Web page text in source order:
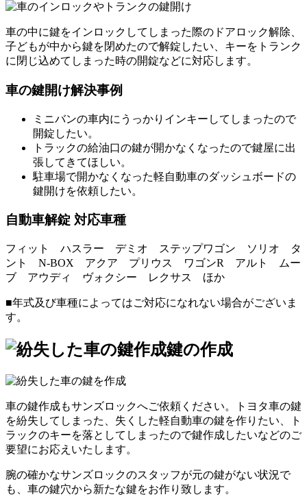
車の中に鍵をインロックしてしまった際のドアロック解除、
子どもが中から鍵を閉めたので解錠したい、キーをトランク
に閉じ込めてしまった時の開錠などに対応します。
車の鍵開け解決事例
ミニバンの車内にうっかりインキーしてしまったので
開錠したい。
トラックの給油口の鍵が開かなくなったので鍵屋に出
張してきてほしい。
駐車場で開かなくなった軽自動車のダッシュボードの
鍵開けを依頼したい。
自動車解錠 対応車種
フィット ハスラー デミオ ステップワゴン ソリオ タ
ント N-BOX アクア プリウス ワゴンR アルト ムー
ブ アウディ ヴォクシー レクサス ほか
■年式及び車種によってはご対応になれない場合がございま
す。
鍵の作成
車の鍵作成もサンズロックへご依頼ください。トヨタ車の鍵
を紛失してしまった、失くした軽自動車の鍵を作りたい、ト
ラックのキーを落としてしまったので鍵作成したいなどのご
要望にお応えいたします。
腕の確かなサンズロックのスタッフが元の鍵がない状況で
も、車の鍵穴から新たな鍵をお作り致します。